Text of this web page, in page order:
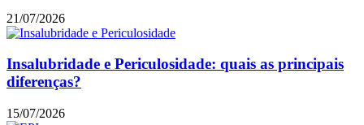
21/07/2026
Insalubridade e Periculosidade: quais as principais
diferenças?
15/07/2026